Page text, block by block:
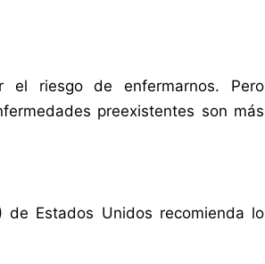
el riesgo de enfermarnos. Pero
preexistentes son más
de Estados Unidos recomienda lo